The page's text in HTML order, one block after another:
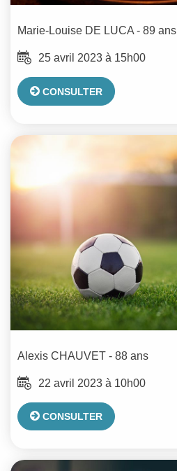
Marie-Louise DE LUCA- 89 ans
25 avril 2023 à 15h00
CONSULTER
Alexis CHAUVET - 88 ans
22 avril 2023 à 10h00
CONSULTER